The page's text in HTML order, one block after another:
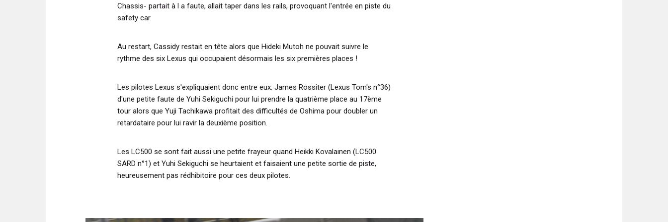
Chassis- partait à l a faute, allait taper dans les rails, provoquant l'entrée en piste du
safety car.
Au restart, Cassidy restait en tête alors que Hideki Mutoh ne pouvait suivre le
rythme des six Lexus qui occupaient désormais les six premières places !
Les pilotes Lexus s'expliquaient donc entre eux. James Rossiter (Lexus Tom's n°36)
d'une petite faute de Yuhi Sekiguchi pour lui prendre la quatrième place au 17ème
tour alors que Yuji Tachikawa profitait des difficultés de Oshima pour doubler un
retardataire pour lui ravir la deuxième position.
Les LC500 se sont fait aussi une petite frayeur quand Heikki Kovalainen (LC500
SARD n°1) et Yuhi Sekiguchi se heurtaient et faisaient une petite sortie de piste,
heureusement pas rédhibitoire pour ces deux pilotes.